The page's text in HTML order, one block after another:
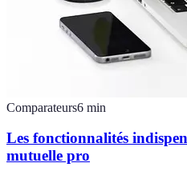
Comparateurs6 min
Les fonctionnalités
mutuelle pro